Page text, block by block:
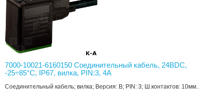
7000-10021-6160150 Соединительный кабель, 24ВDC,
-25÷85°C, IP67, вилка, PIN:3, 4А
Соединительный кабель; вилка; Версия: B; PIN: 3; Ш.контактов: 10мм..